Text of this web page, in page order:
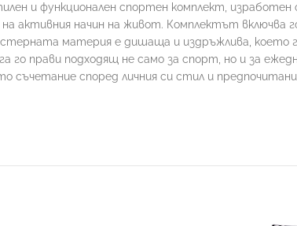
и функционален спортен комплект,
активния начин на живот. Комплектът включва
материя е дишаща и издръжлива,
го прави подходящ не само за спорт, но и за
съчетание според личния си стил и